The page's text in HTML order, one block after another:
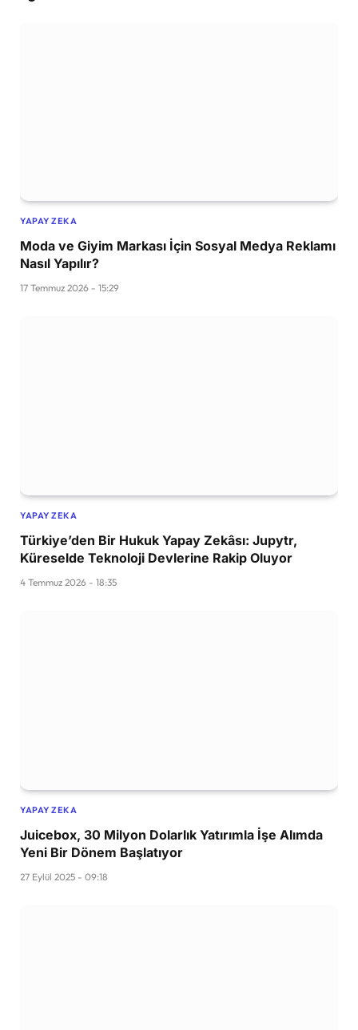
YAPAY ZEKA
Moda ve Giyim Markası İçin Sosyal Medya Reklamı
Nasıl Yapılır?
17 Temmuz 2026 - 15:29
YAPAY ZEKA
Türkiye’den Bir Hukuk Yapay Zekâsı: Jupytr,
Küreselde Teknoloji Devlerine Rakip Oluyor
4 Temmuz 2026 - 18:35
YAPAY ZEKA
Juicebox, 30 Milyon Dolarlık Yatırımla İşe Alımda
Yeni Bir Dönem Başlatıyor
27 Eylül 2025 - 09:18